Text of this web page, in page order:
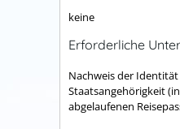
keine
Erforderliche
Nachweis der
Staatsangehörigkeit
abgelaufenen